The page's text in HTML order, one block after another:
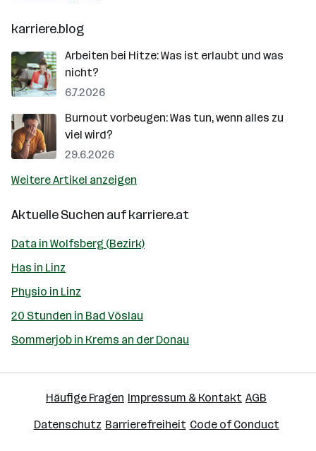
karriere.blog
Arbeiten bei Hitze: Was ist erlaubt und was
nicht?
6.7.2026
Burnout vorbeugen: Was tun, wenn alles zu
viel wird?
29.6.2026
Weitere Artikel anzeigen
Aktuelle Suchen aufkarriere.at
Data in Wolfsberg (Bezirk)
Has in Linz
Physio in Linz
20 Stunden in Bad Vöslau
Sommerjob in Krems an der Donau
Häufige Fragen Impressum & Kontakt AGB
Datenschutz Barrierefreiheit Code of Conduct